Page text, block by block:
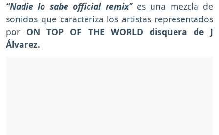
“Nadie lo sabe official remix”es una mezcla de
sonidos que caracteriza los artistas representados
por ON TOP OF THE WORLD disquera de J
Álvarez.